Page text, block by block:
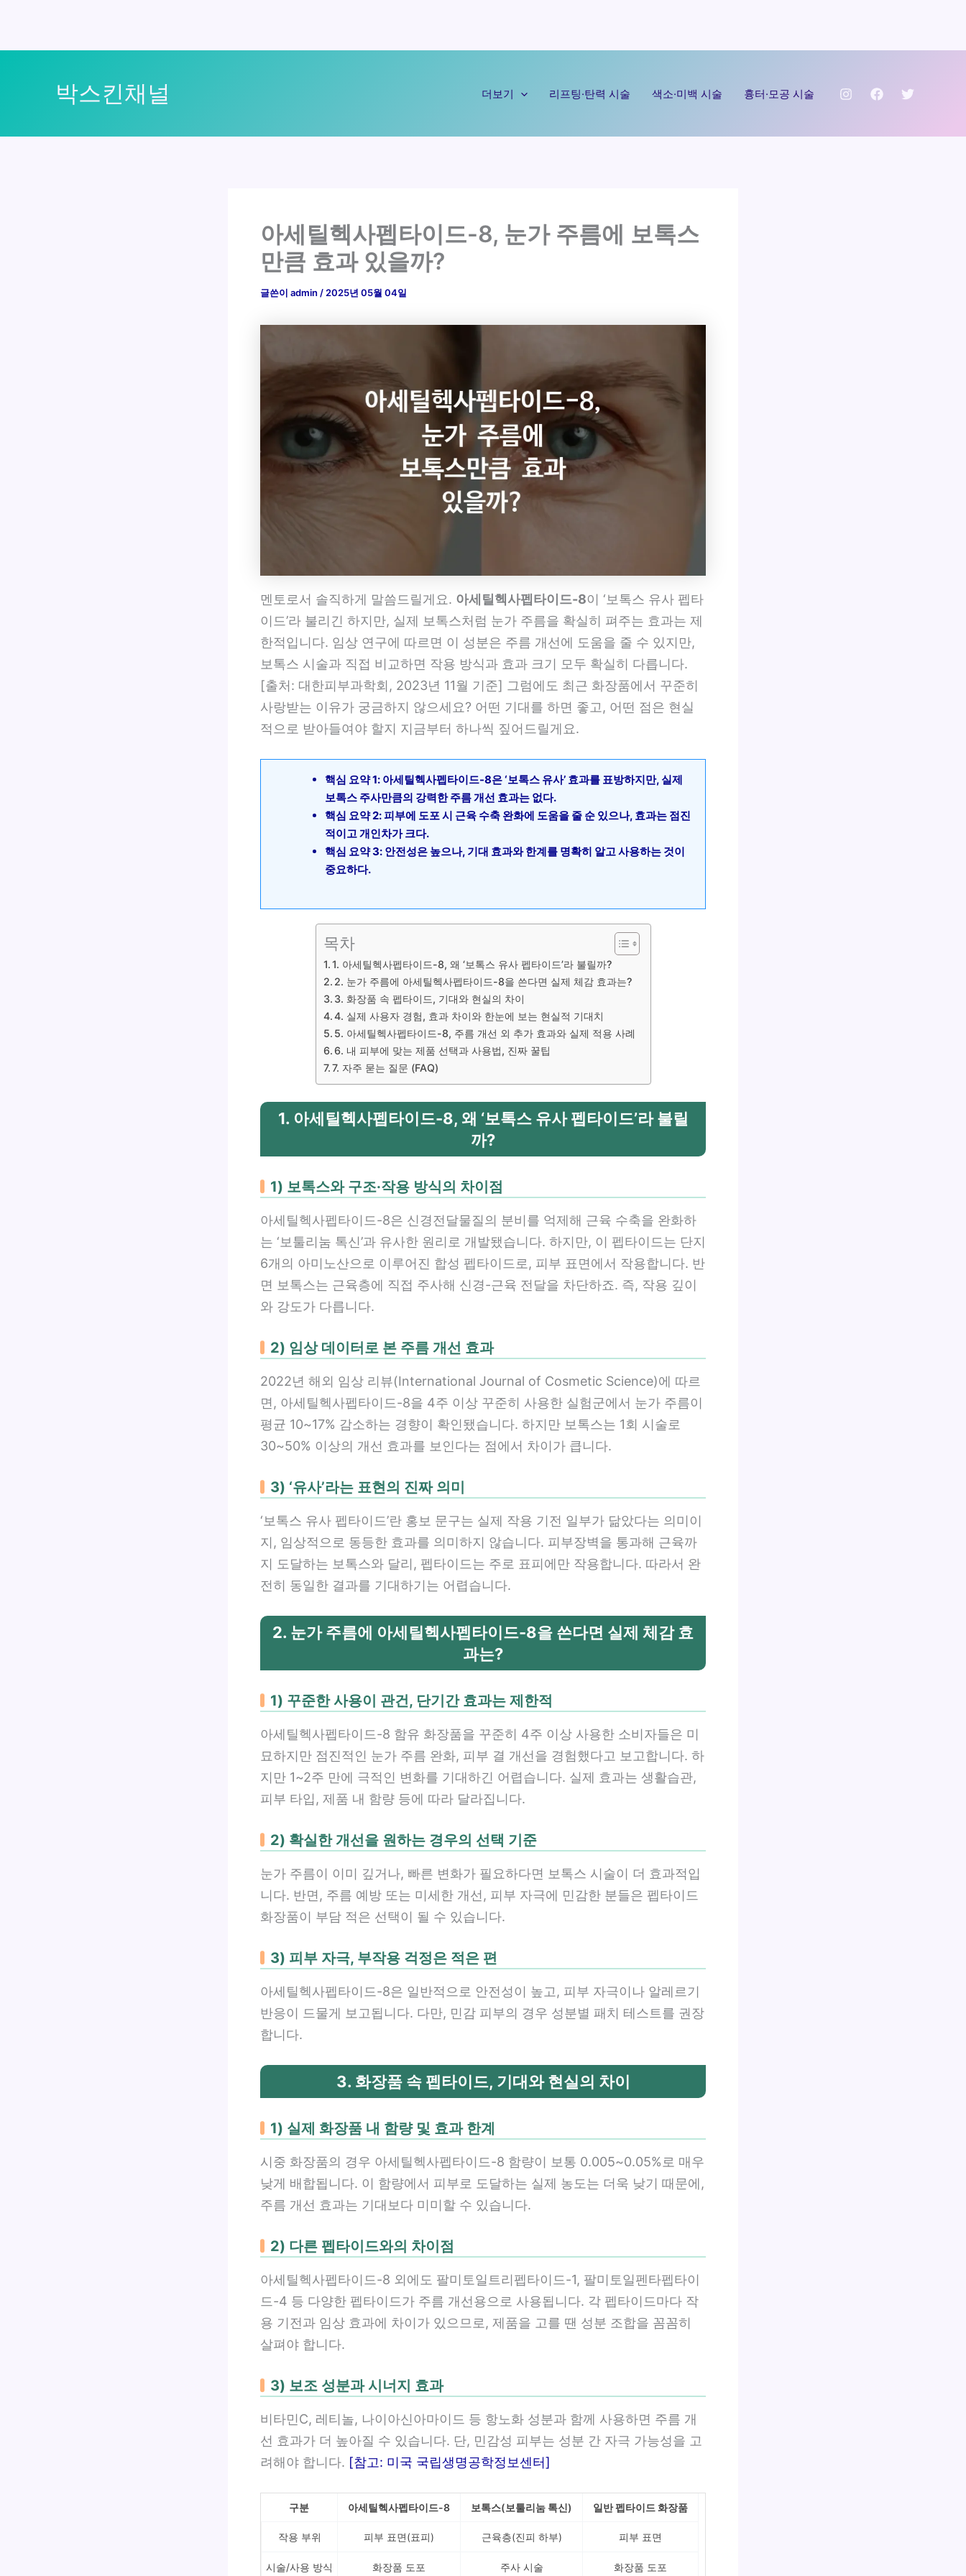
박스킨채널 더보기 리프팅·탄력 시술 색소·미백 시술 흉터·모공 시술
아세틸헥사펩타이드-8, 눈가 주름에 보톡스
만큼 효과 있을까?
글쓴이 admin / 2025년 05월 04일
멘토로서 솔직하게 말씀드릴게요. 아세틸헥사펩타이드-8이 ‘보톡스 유사 펩타
이드’라 불리긴 하지만, 실제 보톡스처럼 눈가 주름을 확실히 펴주는 효과는 제
한적입니다. 임상 연구에 따르면 이 성분은 주름 개선에 도움을 줄 수 있지만,
보톡스 시술과 직접 비교하면 작용 방식과 효과 크기 모두 확실히 다릅니다.
[출처: 대한피부과학회, 2023년 11월 기준] 그럼에도 최근 화장품에서 꾸준히
사랑받는 이유가 궁금하지 않으세요? 어떤 기대를 하면 좋고, 어떤 점은 현실
적으로 받아들여야 할지 지금부터 하나씩 짚어드릴게요.
핵심 요약 1: 아세틸헥사펩타이드-8은 ‘보톡스 유사’ 효과를 표방하지만, 실제
보톡스 주사만큼의 강력한 주름 개선 효과는 없다.
핵심 요약 2: 피부에 도포 시 근육 수축 완화에 도움을 줄 순 있으나, 효과는 점진
적이고 개인차가 크다.
핵심 요약 3: 안전성은 높으나, 기대 효과와 한계를 명확히 알고 사용하는 것이
중요하다.
목차
1. 아세틸헥사펩타이드-8, 왜 ‘보톡스 유사 펩타이드’라 불릴까?
2. 눈가 주름에 아세틸헥사펩타이드-8을 쓴다면 실제 체감 효과는?
3. 화장품 속 펩타이드, 기대와 현실의 차이
4. 실제 사용자 경험, 효과 차이와 한눈에 보는 현실적 기대치
5. 아세틸헥사펩타이드-8, 주름 개선 외 추가 효과와 실제 적용 사례
6. 내 피부에 맞는 제품 선택과 사용법, 진짜 꿀팁
7. 자주 묻는 질문 (FAQ)
1. 아세틸헥사펩타이드-8, 왜 ‘보톡스 유사 펩타이드’라 불릴
까?
1) 보톡스와 구조·작용 방식의 차이점
아세틸헥사펩타이드-8은 신경전달물질의 분비를 억제해 근육 수축을 완화하
는 ‘보툴리눔 톡신’과 유사한 원리로 개발됐습니다. 하지만, 이 펩타이드는 단지
6개의 아미노산으로 이루어진 합성 펩타이드로, 피부 표면에서 작용합니다. 반
면 보톡스는 근육층에 직접 주사해 신경-근육 전달을 차단하죠. 즉, 작용 깊이
와 강도가 다릅니다.
2) 임상 데이터로 본 주름 개선 효과
2022년 해외 임상 리뷰(International Journal of Cosmetic Science)에 따르
면, 아세틸헥사펩타이드-8을 4주 이상 꾸준히 사용한 실험군에서 눈가 주름이
평균 10~17% 감소하는 경향이 확인됐습니다. 하지만 보톡스는 1회 시술로
30~50% 이상의 개선 효과를 보인다는 점에서 차이가 큽니다.
3) ‘유사’라는 표현의 진짜 의미
‘보톡스 유사 펩타이드’란 홍보 문구는 실제 작용 기전 일부가 닮았다는 의미이
지, 임상적으로 동등한 효과를 의미하지 않습니다. 피부장벽을 통과해 근육까
지 도달하는 보톡스와 달리, 펩타이드는 주로 표피에만 작용합니다. 따라서 완
전히 동일한 결과를 기대하기는 어렵습니다.
2. 눈가 주름에 아세틸헥사펩타이드-8을 쓴다면 실제 체감 효
과는?
1) 꾸준한 사용이 관건, 단기간 효과는 제한적
아세틸헥사펩타이드-8 함유 화장품을 꾸준히 4주 이상 사용한 소비자들은 미
묘하지만 점진적인 눈가 주름 완화, 피부 결 개선을 경험했다고 보고합니다. 하
지만 1~2주 만에 극적인 변화를 기대하긴 어렵습니다. 실제 효과는 생활습관,
피부 타입, 제품 내 함량 등에 따라 달라집니다.
2) 확실한 개선을 원하는 경우의 선택 기준
눈가 주름이 이미 깊거나, 빠른 변화가 필요하다면 보톡스 시술이 더 효과적입
니다. 반면, 주름 예방 또는 미세한 개선, 피부 자극에 민감한 분들은 펩타이드
화장품이 부담 적은 선택이 될 수 있습니다.
3) 피부 자극, 부작용 걱정은 적은 편
아세틸헥사펩타이드-8은 일반적으로 안전성이 높고, 피부 자극이나 알레르기
반응이 드물게 보고됩니다. 다만, 민감 피부의 경우 성분별 패치 테스트를 권장
합니다.
3. 화장품 속 펩타이드, 기대와 현실의 차이
1) 실제 화장품 내 함량 및 효과 한계
시중 화장품의 경우 아세틸헥사펩타이드-8 함량이 보통 0.005~0.05%로 매우
낮게 배합됩니다. 이 함량에서 피부로 도달하는 실제 농도는 더욱 낮기 때문에,
주름 개선 효과는 기대보다 미미할 수 있습니다.
2) 다른 펩타이드와의 차이점
아세틸헥사펩타이드-8 외에도 팔미토일트리펩타이드-1, 팔미토일펜타펩타이
드-4 등 다양한 펩타이드가 주름 개선용으로 사용됩니다. 각 펩타이드마다 작
용 기전과 임상 효과에 차이가 있으므로, 제품을 고를 땐 성분 조합을 꼼꼼히
살펴야 합니다.
3) 보조 성분과 시너지 효과
비타민C, 레티놀, 나이아신아마이드 등 항노화 성분과 함께 사용하면 주름 개
선 효과가 더 높아질 수 있습니다. 단, 민감성 피부는 성분 간 자극 가능성을 고
려해야 합니다. [참고: 미국 국립생명공학정보센터]
구분 아세틸헥사펩타이드-8 보톡스(보툴리눔 톡신) 일반 펩타이드 화장품
작용 부위 피부 표면(표피) 근육층(진피 하부) 피부 표면
시술/사용 방식 화장품 도포 주사 시술 화장품 도포